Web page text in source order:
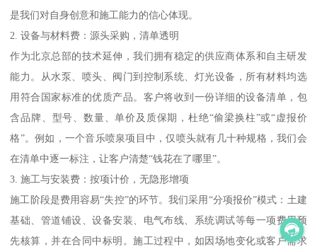
是我们对自身创意和施工能力的信心体现。
2. 设备与材料费：源头采购，清单透明
作为北京总部的技术延伸，我们拥有稳定的供应商体系和自主研发
能力。从水泵、喷头、阀门到控制系统、灯光设备，所有材料均选
用符合国家标准的优质产品。客户将收到一份详细的设备清单，包
含品牌、型号、数量、单价及质保期，杜绝“偷梁换柱”或“虚报价
格”。例如，一个音乐喷泉项目中，仅喷头就有几十种规格，我们会
在清单中逐一标注，让客户清楚“钱花在了哪里”。
3. 施工与安装费：按项计价，无隐形增项
施工阶段是费用容易“失控”的环节。我们采用“分项报价”模式：土建
基础、管道铺设、设备安装、电气布线、系统调试等每一项费用预
先核算，并在合同中标明。施工过程中，如因场地变化或客户需求